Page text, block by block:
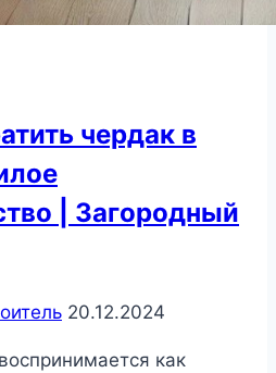
чердак в
| Загородный
20.12.2024
как